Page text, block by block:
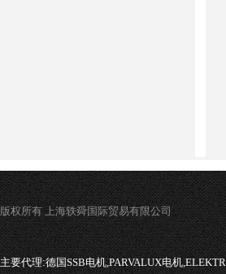
版权所有 上海轶舜国际贸易有限公司
主要代理:德国SSB电机,PARVALUX电机